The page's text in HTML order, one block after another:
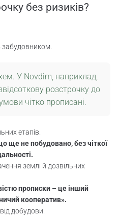
без ризиків?
забудовником.
У Novdim, наприклад,
розстрочку до
чітко прописані.
етапів.
ще не побудовано, без чіткої
землі й дозвільних
прописки – це інший
кооператив».
добудови.